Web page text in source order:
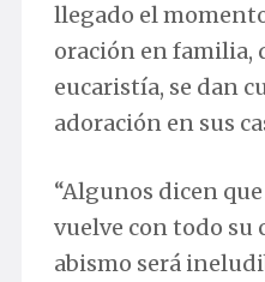
llegado el
oración en familia,
eucaristía, se dan
adoración en sus
“Algunos dicen
vuelve con todo su
abismo será